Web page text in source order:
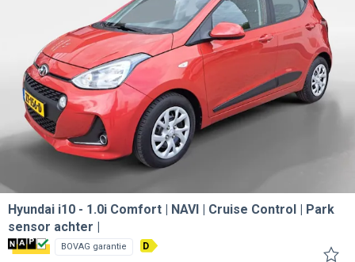
Hyundai i10
1.0i Comfort | NAVI | Cruise Control | Park
sensor achter |
BOVAG garantie D